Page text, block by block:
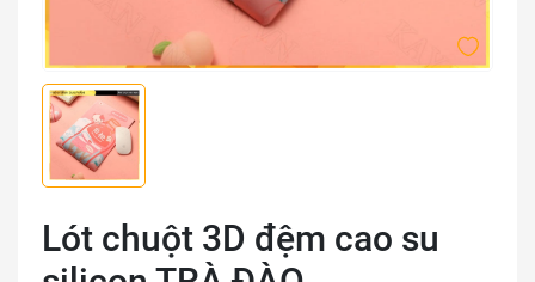
Lót chuột 3D đệm cao su